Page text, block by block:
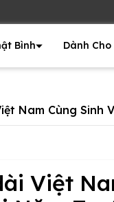
Bình Dành Cho
Nam Cùng Sinh
Việt